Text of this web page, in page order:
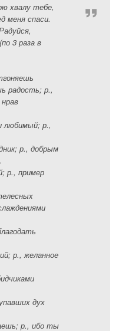
хвалу тебе,
меня спаси.
3 раза в
радость; р.,
любимый; р.,
р., добрым
р., пример
р., желанное
дух
р., ибо ты